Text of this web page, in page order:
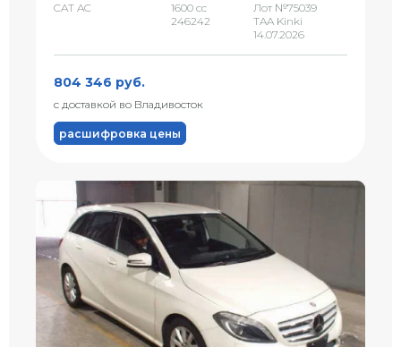
CAT AC
1600 сс
246242
Лот №75039
TAA Kinki
14.07.2026
804 346 руб.
с доставкой во Владивосток
расшифровка цены